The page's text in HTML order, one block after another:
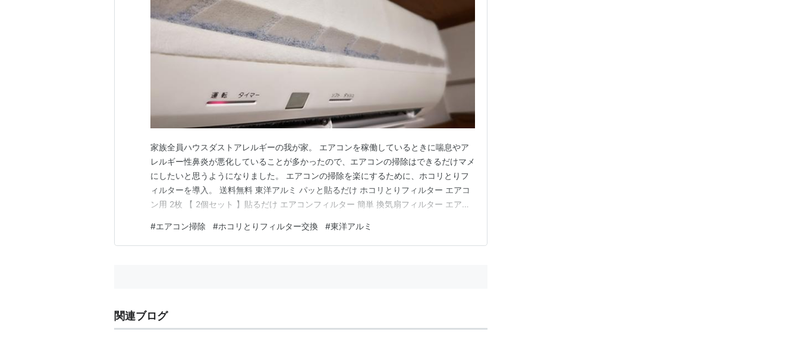
家族全員ハウスダストアレルギーの我が家。 エアコンを稼働しているときに喘息やア
レルギー性鼻炎が悪化していることが多かったので、エアコンの掃除はできるだけマメ
にしたいと思うようになりました。 エアコンの掃除を楽にするために、ホコリとりフ
ィルターを導入。 送料無料 東洋アルミ パッと貼るだけ ホコリとりフィルター エアコ
ン用 2枚 【 2個セット 】貼るだけ エアコンフィルター 簡単 換気扇フィルター エアコ
回交換、稼働しているけど24時間ではないという期間は月1回交換で実施。 …昨年度ま
ではそれを忠実に守っていたの…
#エアコン掃除 #ホコリとりフィルター交換 #東洋アルミ
関連ブログ